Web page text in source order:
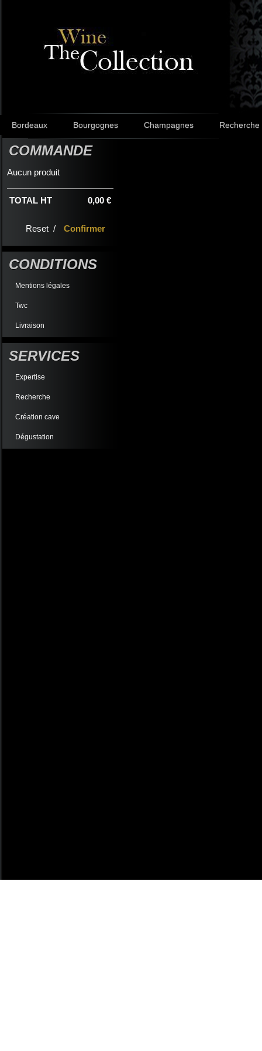
Bordeaux Bourgognes Champagnes Recherche
COMMANDE
Aucun produit
0,00 €
TOTAL HT
Reset / Confirmer
CONDITIONS
Mentions légales
Twc
Livraison
SERVICES
Expertise
Recherche
Création cave
Dégustation